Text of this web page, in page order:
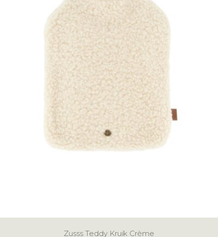
Zusss Teddy Kruik Crème